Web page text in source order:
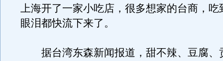
上海开了一家小吃店，很多想家的台商，吃
眼泪都快流下来了。
据台湾东森新闻报道，甜不辣、豆腐、